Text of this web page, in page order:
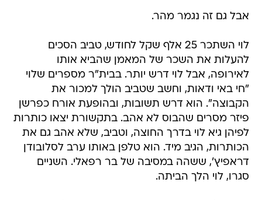
אבל גם זה נגמר מהר.
לוי השתכר 25 אלף שקל לחודש, טביב הסכים
להעלות את השכר של המאמן שהביא אותו
לאירופה, אבל לוי דרש יותר. בבית"ר מספרים שלוי
"חי באי ודאות, וחשב שטביב הולך למכור את
הקבוצה". הוא דרש תשובות, ובהופעת אורח כפרשן
פיזר מסרים שהבוס לא אהב. בתקשורת יצאו כותרות
לפיהן גיא לוי בדרך החוצה, וטביב, שלא אהב גם את
הכותרות, הגיב מיד. הוא טלפן באותו ערב לסלובודן
דראפיץ', ששהה במסיבה של בר רפאלי. השניים
סגרו, לוי הלך הביתה.